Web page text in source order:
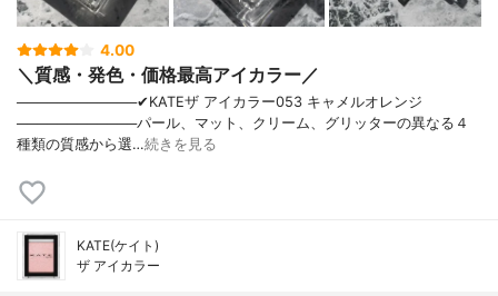
4.00
＼質感・発色・価格最高アイカラー／
────────────✔︎KATEザ アイカラー053 キャメルオレンジ
────────────パール、マット、クリーム、グリッターの異なる４
種類の質感から選…続きを見る
KATE(ケイト)
ザ アイカラー